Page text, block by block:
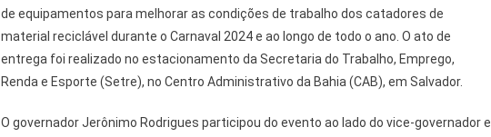
de equipamentos para melhorar as condições de trabalho dos catadores de
material reciclável durante o Carnaval 2024 e ao longo de todo o ano. O ato de
entrega foi realizado no estacionamento da Secretaria do Trabalho, Emprego,
Renda e Esporte (Setre), no Centro Administrativo da Bahia (CAB), em Salvador.
O governador Jerônimo Rodrigues participou do evento ao lado do vice-governador e